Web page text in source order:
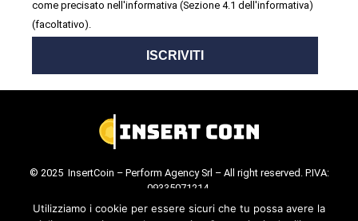
come precisato nell'informativa (Sezione 4.1 dell'informativa)
(facoltativo).
ISCRIVITI
© 2025 InsertCoin – Perform Agency Srl – All right reserved. P.IVA:
09335071214.
Cookie Policy . Privacy Policy.
Utilizziamo i cookie per essere sicuri che tu possa avere la